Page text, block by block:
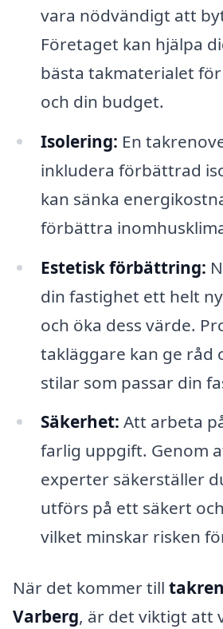
vara nödvändigt att
Företaget kan hjälpa
bästa takmaterialet
och din budget.
Isolering: En
inkludera förbättrad
kan sänka
förbättra
Estetisk förbättring:
din fastighet ett helt
och öka dess värde.
takläggare kan ge råd
stilar som passar din
Säkerhet: Att arbeta
farlig uppgift. Genom
experter säkerställer
utförs på ett säkert
vilket minskar risken
När det kommer till
Varberg, är det viktigt att